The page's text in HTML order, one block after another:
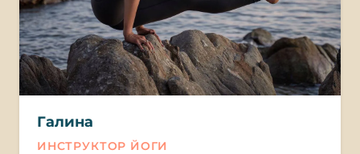
Галина
ИНСТРУКТОР ЙОГИ